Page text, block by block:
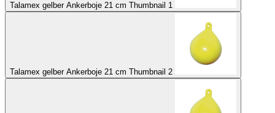
Talamex gelber Ankerboje 21 cm Thumbnail 1
Talamex gelber Ankerboje 21 cm Thumbnail 2